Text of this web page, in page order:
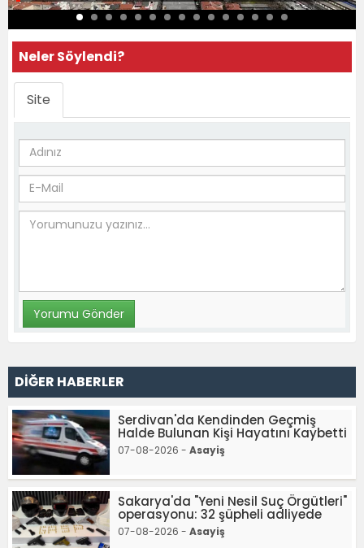
Neler Söylendi?
Site
DİĞER HABERLER
Serdivan'da Kendinden Geçmiş
Halde Bulunan Kişi Hayatını Kaybetti
07-08-2026 - Asayiş
Sakarya'da "Yeni Nesil Suç Örgütleri"
operasyonu: 32 şüpheli adliyede
07-08-2026 - Asayiş